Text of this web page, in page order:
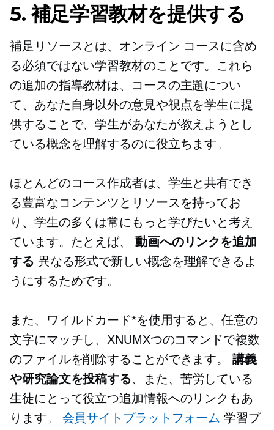
5. 補足学習教材を提供する
補足リソースとは、オンライン コースに含め
る必須ではない学習教材のことです。これら
の追加の指導教材は、コースの主題につい
て、あなた自身以外の意見や視点を学生に提
供することで、学生があなたが教えようとし
ている概念を理解するのに役立ちます。
ほとんどのコース作成者は、学生と共有でき
る豊富なコンテンツとリソースを持ってお
り、学生の多くは常にもっと学びたいと考え
ています。たとえば、 動画へのリンクを追加
する 異なる形式で新しい概念を理解できるよ
うにするためです。
また、ワイルドカード*を使用すると、任意の
文字にマッチし、XNUMXつのコマンドで複数
のファイルを削除することができます。講義
や研究論文を投稿する、また、苦労している
生徒にとって役立つ追加情報へのリンクもあ
ります。 会員サイトプラットフォーム 学習プ